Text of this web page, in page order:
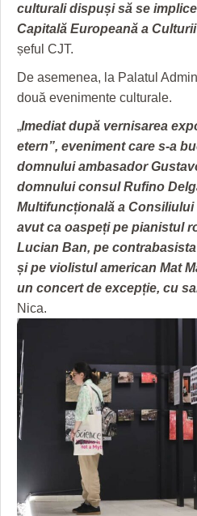
DIVERSE
FARMACII DIN TIMIŞOARA
HARTA TIMIŞOAREI
PRIMĂRIILE DIN TIMIŞ
SFATUL MEDICULUI
SFATURI JURIDICE
culturali dispuși să se
Capitală Europeană a
șeful CJT.
De asemenea, la Palatul
două evenimente culturale.
„Imediat după vernisarea
etern”, eveniment care s-a
domnului ambasador
domnului consul Rufino
Multifuncțională a Consiliului
avut ca oaspeți pe pianistul
Lucian Ban, pe
și pe violistul american Mat
un concert de excepție, cu
Nica.